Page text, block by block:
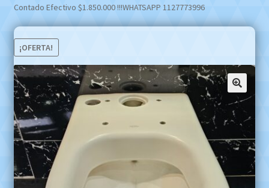
Contado Efectivo $1.850.000 !!!WHATSAPP 1127773996
¡OFERTA!
🔍